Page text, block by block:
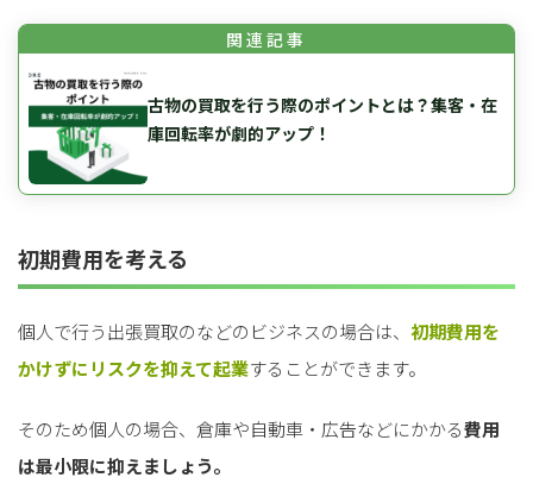
古物の買取を行う際のポイントとは？集客・在
庫回転率が劇的アップ！
初期費用を考える
個人で行う出張買取のなどのビジネスの場合は、 初期費用を
かけずにリスクを抑えて起業することができます。
そのため個人の場合、倉庫や自動車・広告などにかかる費用
は最小限に抑えましょう。